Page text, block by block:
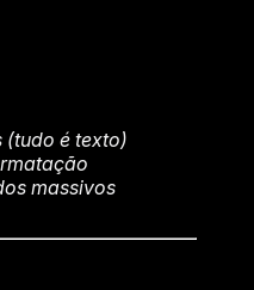
(tudo é texto)
massivos